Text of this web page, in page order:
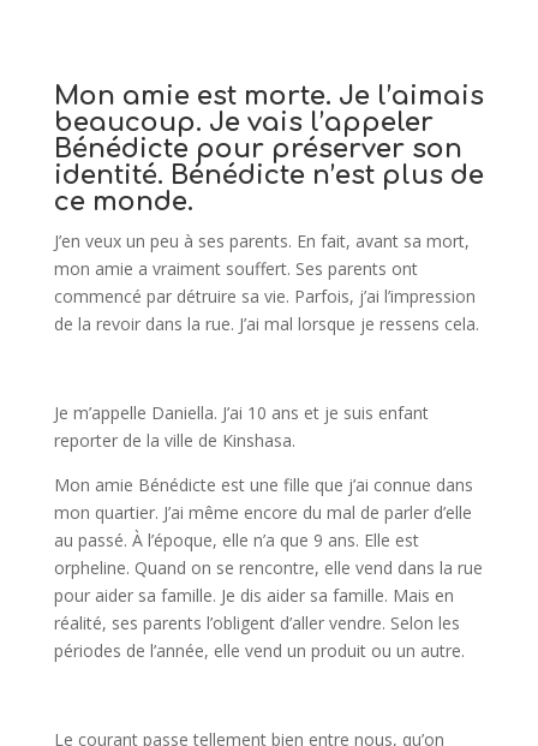
Mon amie est morte. Je l’aimais
beaucoup. Je vais l’appeler
Bénédicte pour préserver son
identité. Bénédicte n’est plus de
ce monde.
J’en veux un peu à ses parents. En fait, avant sa mort,
mon amie a vraiment souffert. Ses parents ont
commencé par détruire sa vie. Parfois, j’ai l’impression
de la revoir dans la rue. J’ai mal lorsque je ressens cela.
Je m’appelle Daniella. J’ai 10 ans et je suis enfant
reporter de la ville de Kinshasa.
Mon amie Bénédicte est une fille que j’ai connue dans
mon quartier. J’ai même encore du mal de parler d’elle
au passé. À l’époque, elle n’a que 9 ans. Elle est
orpheline. Quand on se rencontre, elle vend dans la rue
pour aider sa famille. Je dis aider sa famille. Mais en
réalité, ses parents l’obligent d’aller vendre. Selon les
périodes de l’année, elle vend un produit ou un autre.
Le courant passe tellement bien entre nous, qu’on